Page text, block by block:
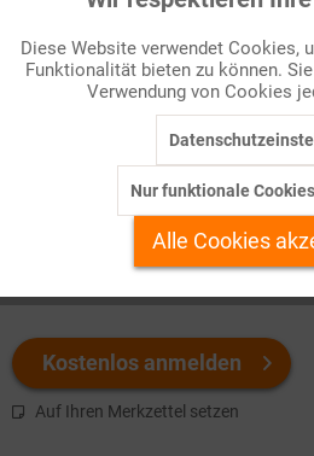
auf dem Boden von
Mittelalter territorial und politisch
Welchen Download
Kostenlos anmelden
Auf Ihren Merkzettel setzen
Marketing
Personalisierung
Service
Diese Website verwendet Cookies,
Funktionalität bieten zu können.
Verwendung von Cookies
Nur funktionale
Alle Cookies